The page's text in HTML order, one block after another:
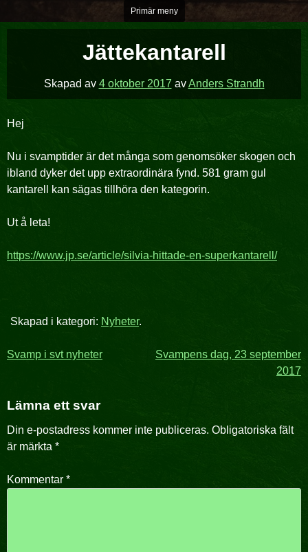
över
Primär meny
Jättekantarell
Skapad av 4 oktober 2017 avAnders Strandh
Hej
Nu i svamptider är det många som genomsöker skogen och
ibland dyker det upp extraordinära fynd. 581 gram gul
kantarell kan sägas tillhöra den kategorin.
Ut å leta!
https://www.jp.se/article/silvia-hittade-en-superkantarell/
Skapad i kategori: Nyheter.
Inläggsnavigering
Svamp i svt nyheter
Svampens dag, 23 september
2017
Lämna ett svar
Din e-postadress kommer inte publiceras. Obligatoriska fält
är märkta *
Kommentar *